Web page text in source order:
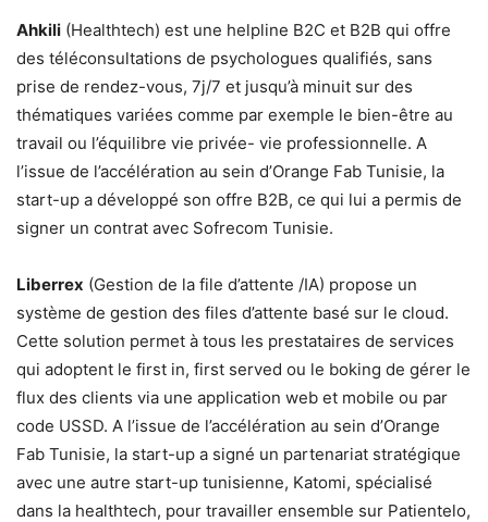
Ahkili (Healthtech) est une helpline B2C et B2B qui offre
des téléconsultations de psychologues qualifiés, sans
prise de rendez-vous, 7j/7 et jusqu’à minuit sur des
thématiques variées comme par exemple le bien-être au
travail ou l’équilibre vie privée- vie professionnelle. A
l’issue de l’accélération au sein d’Orange Fab Tunisie, la
start-up a développé son offre B2B, ce qui lui a permis de
signer un contrat avec Sofrecom Tunisie.
Liberrex (Gestion de la file d’attente /IA) propose un
système de gestion des files d’attente basé sur le cloud.
Cette solution permet à tous les prestataires de services
qui adoptent le first in, first served ou le boking de gérer le
flux des clients via une application web et mobile ou par
code USSD. A l’issue de l’accélération au sein d’Orange
Fab Tunisie, la start-up a signé un partenariat stratégique
avec une autre start-up tunisienne, Katomi, spécialisé
dans la healthtech, pour travailler ensemble sur Patientelo,